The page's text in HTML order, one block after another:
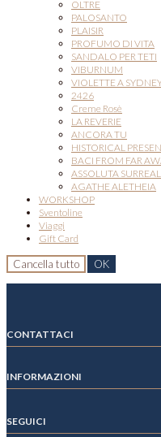
OLTRE
PALOSANTO
PLAISIR
PROFUMO DI VITA
SANDALO PER TETI
VIBURNUM
VIOLETTE A
2426
Creme Rosè
LA REVERIE
ANCORA TU
HISTORICAL
BACI FROM FAR
ASSOLUTA
AGATHE ALETHEIA
WORKSHOP
Sventoline
Viaggi
Gift Card
Cancella tutto OK
CONTATTACI
INFORMAZIONI
SEGUICI